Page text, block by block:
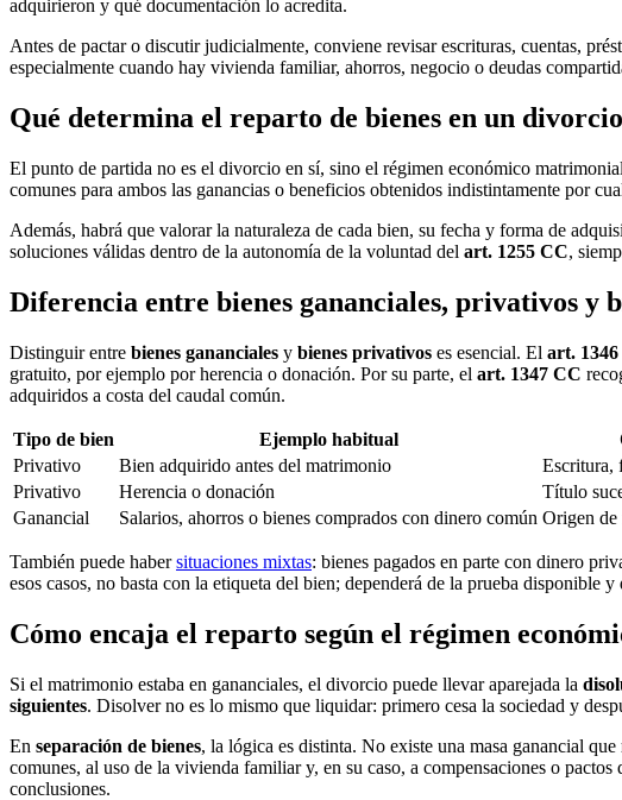
adquirieron y qué documentación lo acredita.
Antes de pactar o discutir judicialmente, conviene revisar escrituras, cuentas,
especialmente cuando hay vivienda familiar, ahorros, negocio o deudas
Qué determina el reparto de bienes en un divorcio
El punto de partida no es el divorcio en sí, sino el régimen económico
comunes para ambos las ganancias o beneficios obtenidos indistintamente por
Además, habrá que valorar la naturaleza de cada bien, su fecha y forma de
soluciones válidas dentro de la autonomía de la voluntad del art. 1255 CC,
Diferencia entre bienes gananciales, privativos y
Distinguir entre bienes gananciales y bienes privativos es esencial. El art.
gratuito, por ejemplo por herencia o donación. Por su parte, el art. 1347 CC
adquiridos a costa del caudal común.
Tipo de bien Ejemplo habitual
Privativo
Bien adquirido antes del matrimonio
Escritura,
Privativo
Herencia o donación
Título
Ganancial
Salarios, ahorros o bienes comprados con dinero común Origen de
También puede habersituaciones mixtas: bienes pagados en parte con dinero
esos casos, no basta con la etiqueta del bien; dependerá de la prueba disponible
Cómo encaja el reparto según el régimen
Si el matrimonio estaba en gananciales, el divorcio puede llevar aparejada la
siguientes. Disolver no es lo mismo que liquidar: primero cesa la sociedad y
En separación de bienes, la lógica es distinta. No existe una masa ganancial
comunes, al uso de la vivienda familiar y, en su caso, a compensaciones o
conclusiones.